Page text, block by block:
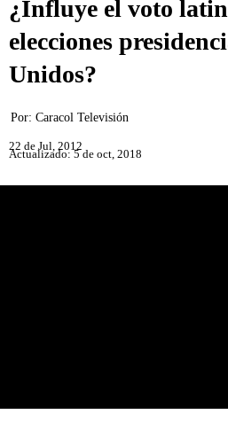
¿Influye el voto
elecciones
Unidos?
Por: Caracol Televisión
22 de Jul, 2012
Actualizado: 5 de oct, 2018